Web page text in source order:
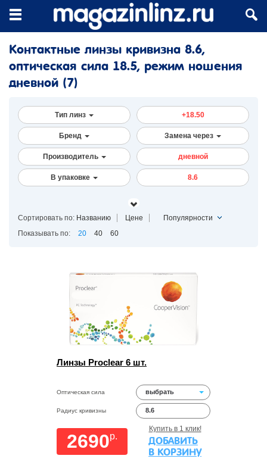
Контактные линзы кривизна 8.6,
оптическая сила 18.5, режим ношения
дневной (7)
Тип линз +18.50
Бренд Замена через
Производитель дневной
В упаковке 8.6
Сортировать по: Названию Цене
Популярности
Показывать по:
20 40 60
Линзы Proclear 6 шт.
Оптическая сила выбрать
Радиус кривизны 8.6
2690p.
Купить в 1 клик!
ДОБАВИТЬ
В КОРЗИНУ